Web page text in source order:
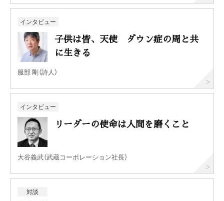
インタビュー
子供は皆、天使 ダウン症の周と共
に生きる
服部 剛（詩人）
インタビュー
リーダーの使命は人間を磨くこと
大谷義武（武蔵コーポレーション社長）
対談